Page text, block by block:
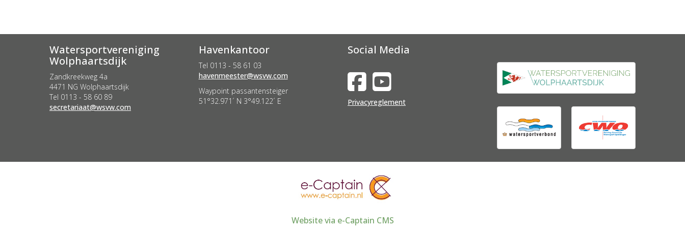
Watersportvereniging
Wolphaartsdijk
Zandkreekweg 4a
4471 NG Wolphaartsdijk
Tel 0113 - 58 60 89
taairaterces@wsvw.com
Havenkantoor
Tel 0113 - 58 61 03
retseemnevah@wsvw.com
Waypoint passantensteiger
51°32.971´ N 3°49.122´ E
Social Media
Privacyreglement
Website via e-Captain CMS